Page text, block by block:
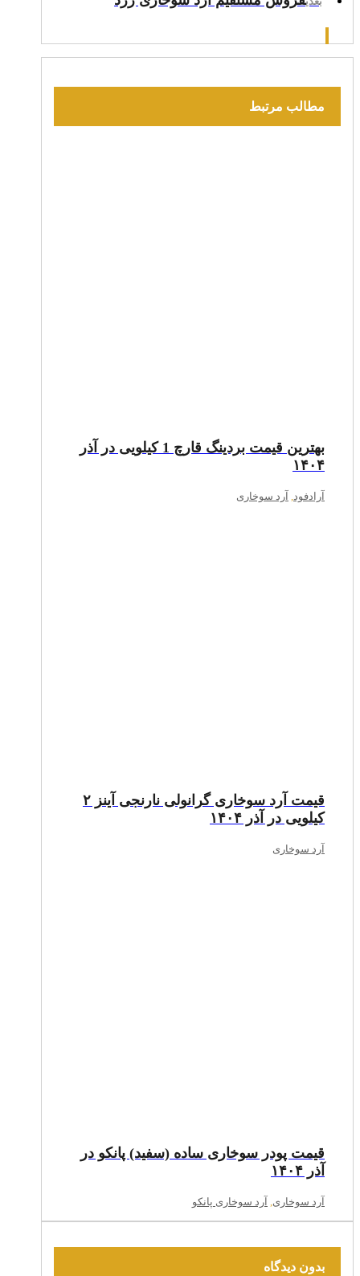
مطالب مرتبط
بهترین قیمت بردینگ قارچ 1 کیلویی در آذر
۱۴۰۴
آرادفود, آرد سوخاری
قیمت آرد سوخاری گرانولی نارنجی آینز ۲
کیلویی در آذر ۱۴۰۴
آرد سوخاری
قیمت پودر سوخاری ساده (سفید) پانکو در
آذر ۱۴۰۴
آرد سوخاری, آرد سوخاری پانکو
بدون دیدگاه